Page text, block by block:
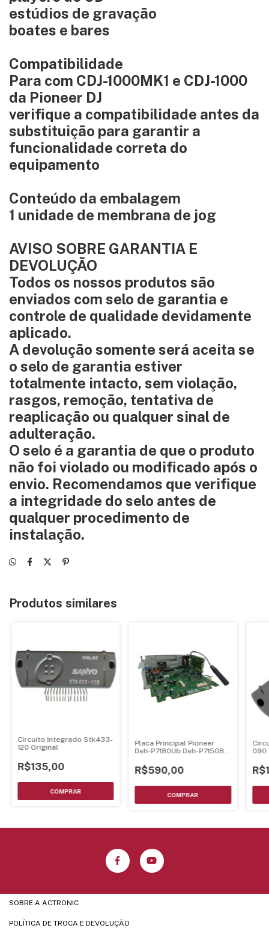
estúdios de gravação
boates e bares
Compatibilidade
Para com CDJ-1000MK1 e CDJ-1000
da Pioneer DJ
verifique a compatibilidade antes da
substituição para garantir a
funcionalidade correta do
equipamento
Conteúdo da embalagem
1 unidade de membrana de jog
AVISO SOBRE GARANTIA E
DEVOLUÇÃO
Todos os nossos produtos são
enviados com selo de garantia e
controle de qualidade devidamente
aplicado.
A devolução somente será aceita se
o selo de garantia estiver
totalmente intacto, sem violação,
rasgos, remoção, tentativa de
reaplicação ou qualquer sinal de
adulteração.
O selo é a garantia de que o produto
não foi violado ou modificado após o
envio. Recomendamos que verifique
a integridade do selo antes de
qualquer procedimento de
instalação.
Produtos similares
Circuito Integrado Stk433-
120 Original
R$135,00
Placa Principal Pioneer
Deh-P7180Ub Deh-P7150Bt
R$590,00
090
SOBRE A ACTRONIC
POLÍTICA DE TROCA E DEVOLUÇÃO